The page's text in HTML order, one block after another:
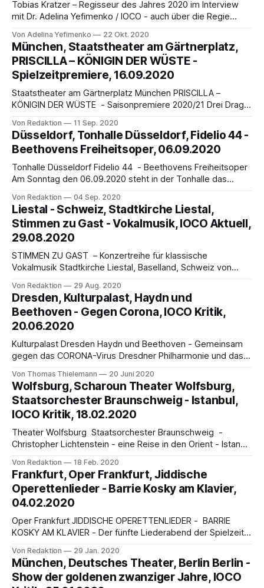
Tobias Kratzer – Regisseur des Jahres 2020 im Interview
mit Dr. Adelina Yefimenko / IOCO - auch über die Regie
Beethoven-Jahr 2020 sollten in der ganzen Welt viele neue
Fidelioaufführungen stattfinden. Die Pandemie stoppte viele
dieser Pläne, das Beethoven-Jahr als
Von Adelina Yefimenko 22 Okt. 2020
München, Staatstheater am Gärtnerplatz,
PRISCILLA – KÖNIGIN DER WÜSTE -
Spielzeitpremiere, 16.09.2020
Staatstheater am Gärtnerplatz München PRISCILLA –
KÖNIGIN DER WÜSTE - Saisonpremiere 2020/21 Drei Drag-
aus 2018 Das Erfolgsmusical PRISCILLA – KÖNIGIN DER
WÜSTE ist ab dem 16. September 2020 wieder zurück am
Gärtnerplatztheater. Pandemiebedingt wird eine adaptierte
Fassung mit der originalen Bandbesetzung zu sehen
Von Redaktion 11 Sep. 2020
Düsseldorf, Tonhalle Düsseldorf, Fidelio 44 -
Beethovens Freiheitsoper, 06.09.2020
Tonhalle Düsseldorf Fidelio 44 - Beethovens Freiheitsoper
Am Sonntag den 06.09.2020 steht in der Tonhalle das
halbszenische Aufführung des zweiten Akts von
Beethovens einziger Oper - sicher einer der Höhepunkte
der Konzertsaison 2020/21. Fidelio 44 bezieht sich auf eine
symbolträchtige Fidelio-Aufführung
Von Redaktion 04 Sep. 2020
Liestal - Schweiz, Stadtkirche Liestal,
Stimmen zu Gast - Vokalmusik, IOCO Aktuell,
29.08.2020
STIMMEN ZU GAST – Konzertreihe für klassische
Vokalmusik Stadtkirche Liestal, Baselland, Schweiz von
Kanton Baselland, wurde mit STIMMEN ZU GAST eine
Konzertreihe für klassische Vokalmusik auf die Beine
gestellt, die klangliche Ausrufezeichen setzen soll.
Ausgehend vom Lied-Duo "Gesang und Klavier"
Von Redaktion 29 Aug. 2020
Dresden, Kulturpalast, Haydn und
Beethoven - Gegen Corona, IOCO Kritik,
20.06.2020
Kulturpalast Dresden Haydn und Beethoven - Gemeinsam
gegen das CORONA-Virus Dresdner Philharmonie und das
verbindlichen Regelungen und ein kluges Hygienekonzept
ermöglichte der Dresdner Philharmonie jeweils 498
Besucher für öffentliche Veranstaltungen in den Konzertsaal
des Kulturpalastes einzuladen. Einhaltung der
Abstandsregeln, ein rigides Einlass-
Von Thomas Thielemann 20 Juni 2020
Wolfsburg, Scharoun Theater Wolfsburg,
Staatsorchester Braunschweig - Istanbul,
IOCO Kritik, 18.02.2020
Theater Wolfsburg Staatsorchester Braunschweig -
Christopher Lichtenstein - eine Reise in den Orient - Istanbul
Theater Wolfsburg ist eines der bedeutendsten
Tourneetheater im deutschen Raum. Künstler wie Nigel
Kennedy, Andris Nelsons, Thomas Hampson oder Joan
Diego Florez standen schon auf der Bühne des von
Von Redaktion 18 Feb. 2020
Frankfurt, Oper Frankfurt, Jiddische
Operettenlieder - Barrie Kosky am Klavier,
04.02.2020
Oper Frankfurt JIDDISCHE OPERETTENLIEDER - BARRIE
KOSKY AM KLAVIER - Der fünfte Liederabend der Spielzeit
Uhr im Opernhaus. Bestritten wird das Programm mit
Jiddischen Operettenliedern von Alma Sadé (Sopran) und
Helene Schneiderman (Mezzosopran), am Klavier begleitet
Von Redaktion 29 Jan. 2020
München, Deutsches Theater, Berlin Berlin -
Show der goldenen zwanziger Jahre, IOCO